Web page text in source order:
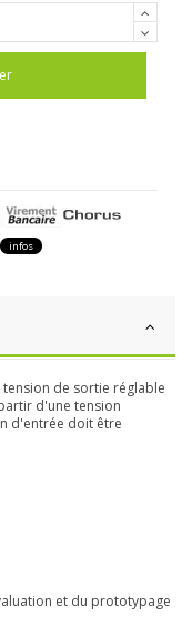
infos
de sortie réglable
d'une tension
d'entrée doit être
et du prototypage